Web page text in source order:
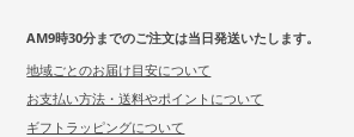
AM9時30分までのご注文は当日発送いたします。
地域ごとのお届け目安について
お支払い方法・送料やポイントについて
ギフトラッピングについて